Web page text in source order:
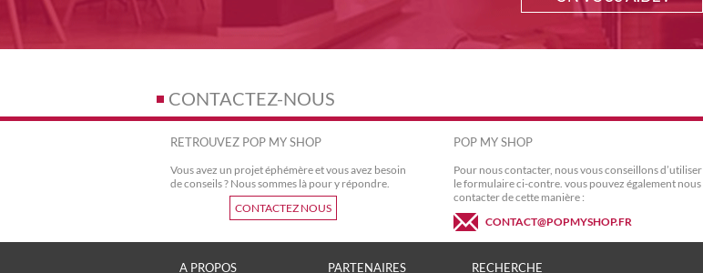
CONTACTEZ-NOUS
RETROUVEZ POP MY SHOP
Vous avez un projet éphémère et vous avez besoin
de conseils ? Nous sommes là pour y répondre.
CONTACTEZ NOUS
POP MY SHOP
Pour nous contacter, nous vous conseillons d’utiliser
le formulaire ci-contre. vous pouvez également nous
contacter de cette manière :
CONTACT@POPMYSHOP.FR
A PROPOS PARTENAIRES RECHERCHE